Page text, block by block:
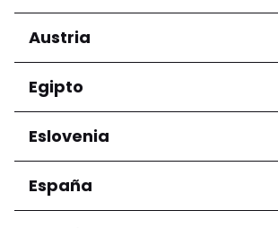
Regiones
Condado de Tirana
Austria
Regiones
Niederösterreich
Salzburg
Wien
Egipto
Regiones
Gobernación de El Cairo
Eslovenia
Regiones
Ljubljana
España